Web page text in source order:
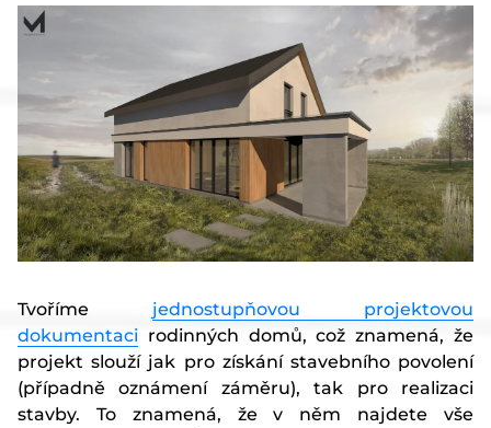
Kontakt
Tvoříme jednostupňovou projektovou
dokumentaci rodinných domů, což znamená, že
projekt slouží jak pro získání stavebního povolení
(případně oznámení záměru), tak pro realizaci
stavby. To znamená, že v něm najdete vše